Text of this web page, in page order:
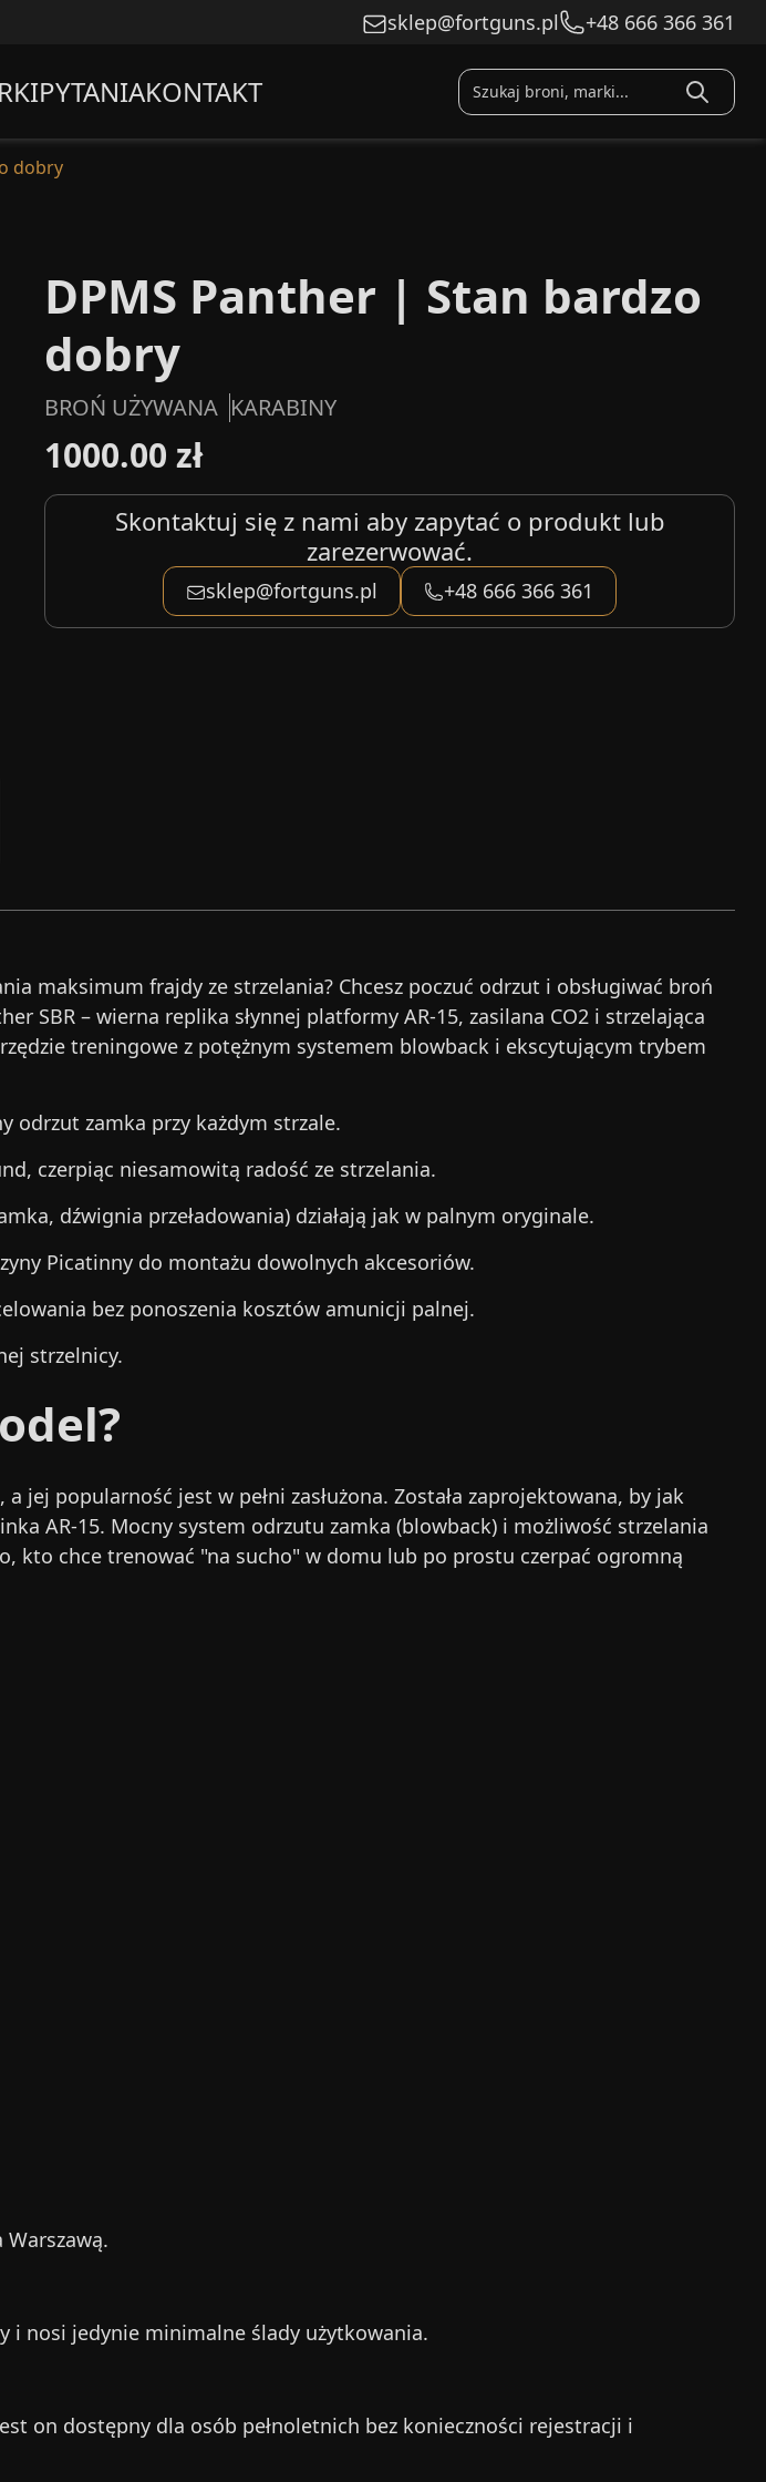
sklep@fortguns.pl +48 666 366 361
PYTANIAKONTAKT
dobry
DPMS Panther | Stan bardzo
dobry
BROŃ UŻYWANA KARABINY
1000.00 zł
Skontaktuj się z nami aby zapytać o produkt lub
zarezerwować.
sklep@fortguns.pl +48 666 366 361
maksimum frajdy ze strzelania? Chcesz poczuć odrzut i obsługiwać broń
SBR – wierna replika słynnej platformy AR-15, zasilana CO2 i strzelająca
treningowe z potężnym systemem blowback i ekscytującym trybem
odrzut zamka przy każdym strzale.
czerpiąc niesamowitą radość ze strzelania.
dźwignia przeładowania) działają jak w palnym oryginale.
Picatinny do montażu dowolnych akcesoriów.
bez ponoszenia kosztów amunicji palnej.
strzelnicy.
jej popularność jest w pełni zasłużona. Została zaprojektowana, by jak
AR-15. Mocny system odrzutu zamka (blowback) i możliwość strzelania
kto chce trenować "na sucho" w domu lub po prostu czerpać ogromną
i nosi jedynie minimalne ślady użytkowania.
on dostępny dla osób pełnoletnich bez konieczności rejestracji i